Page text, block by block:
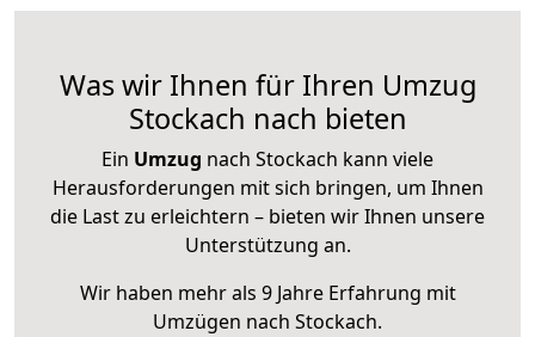
Was wir Ihnen für Ihren Umzug
Stockach nach bieten
Ein Umzug nach Stockach kann viele
Herausforderungen mit sich bringen, um Ihnen
die Last zu erleichtern – bieten wir Ihnen unsere
Unterstützung an.
Wir haben mehr als 9 Jahre Erfahrung mit
Umzügen nach Stockach.